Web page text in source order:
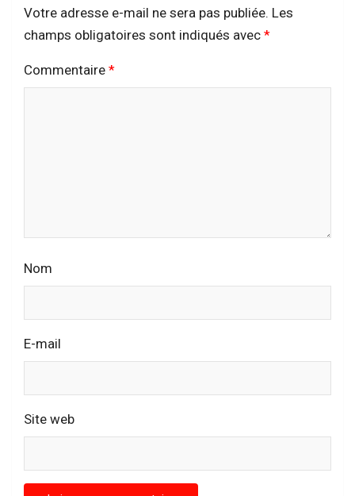
Votre adresse e-mail ne sera pas publiée. Les
champs obligatoires sont indiqués avec *
Commentaire *
Nom
E-mail
Site web